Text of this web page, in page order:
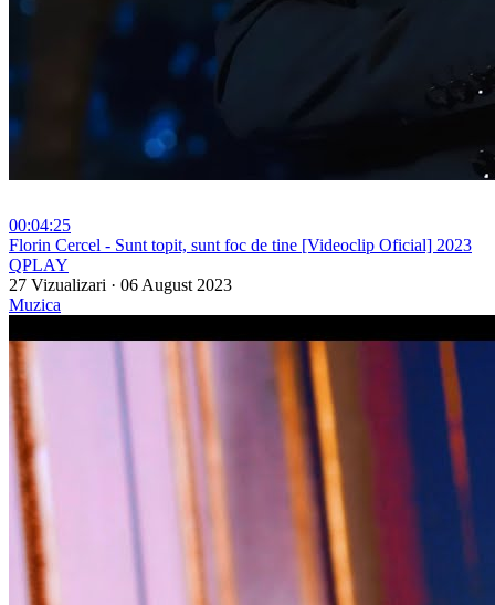
00:04:25
⁣Florin Cercel - Sunt topit, sunt foc de tine [Videoclip Oficial] 2023
QPLAY
27 Vizualizari · 06 August 2023
Muzica